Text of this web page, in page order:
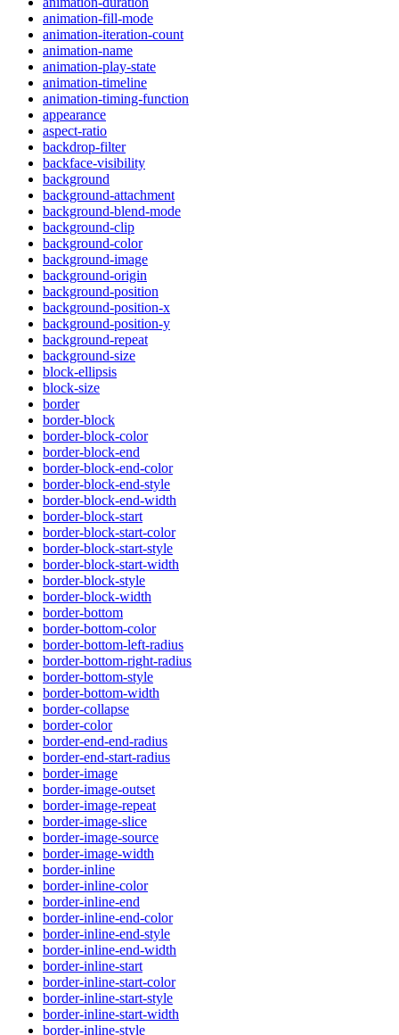
animation-fill-mode
animation-iteration-count
animation-name
animation-play-state
animation-timeline
animation-timing-function
appearance
aspect-ratio
backdrop-filter
backface-visibility
background
background-attachment
background-blend-mode
background-clip
background-color
background-image
background-origin
background-position
background-position-x
background-position-y
background-repeat
background-size
block-ellipsis
block-size
border
border-block
border-block-color
border-block-end
border-block-end-color
border-block-end-style
border-block-end-width
border-block-start
border-block-start-color
border-block-start-style
border-block-start-width
border-block-style
border-block-width
border-bottom
border-bottom-color
border-bottom-left-radius
border-bottom-right-radius
border-bottom-style
border-bottom-width
border-collapse
border-color
border-end-end-radius
border-end-start-radius
border-image
border-image-outset
border-image-repeat
border-image-slice
border-image-source
border-image-width
border-inline
border-inline-color
border-inline-end
border-inline-end-color
border-inline-end-style
border-inline-end-width
border-inline-start
border-inline-start-color
border-inline-start-style
border-inline-start-width
border-inline-style